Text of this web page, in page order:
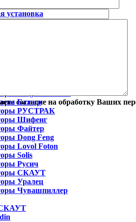
согласие на обработку Ваших
установка
удобрений
цилиндрические
Xingtai/Синтай
Батыр
РУСТРАК
Шифенг
Файтер
Dong Feng
Lovol Foton
Solis
Русич
СКАУТ
Уралец
Чувашпиллер